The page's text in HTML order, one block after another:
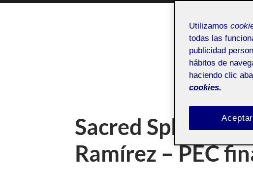
ACTIFOLIO:
Práctica
Sacred Splinter –
Ramírez – PEC
Utilizamos
todas las
publicidad
hábitos de
haciendo clic
cookies.
Aceptar